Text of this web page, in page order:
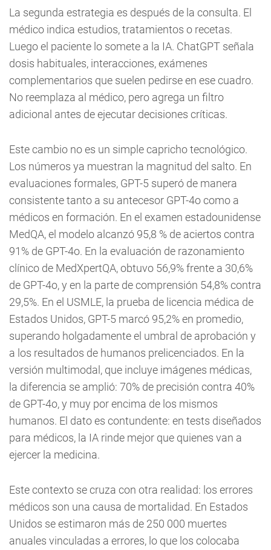
La segunda estrategia es después de la consulta. El
médico indica estudios, tratamientos o recetas.
Luego el paciente lo somete a la IA. ChatGPT señala
dosis habituales, interacciones, exámenes
complementarios que suelen pedirse en ese cuadro.
No reemplaza al médico, pero agrega un filtro
adicional antes de ejecutar decisiones críticas.
Este cambio no es un simple capricho tecnológico.
Los números ya muestran la magnitud del salto. En
evaluaciones formales, GPT-5 superó de manera
consistente tanto a su antecesor GPT-4o como a
médicos en formación. En el examen estadounidense
MedQA, el modelo alcanzó 95,8 % de aciertos contra
91% de GPT-4o. En la evaluación de razonamiento
clínico de MedXpertQA, obtuvo 56,9% frente a 30,6%
de GPT-4o, y en la parte de comprensión 54,8% contra
29,5%. En el USMLE, la prueba de licencia médica de
Estados Unidos, GPT-5 marcó 95,2% en promedio,
superando holgadamente el umbral de aprobación y
a los resultados de humanos prelicenciados. En la
versión multimodal, que incluye imágenes médicas,
la diferencia se amplió: 70% de precisión contra 40%
de GPT-4o, y muy por encima de los mismos
humanos. El dato es contundente: en tests diseñados
para médicos, la IA rinde mejor que quienes van a
ejercer la medicina.
Este contexto se cruza con otra realidad: los errores
médicos son una causa de mortalidad. En Estados
Unidos se estimaron más de 250 000 muertes
anuales vinculadas a errores, lo que los colocaba